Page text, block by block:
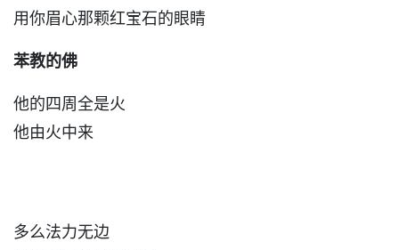
用你眉心那颗红宝石的眼睛
苯教的佛
他的四周全是火
他由火中来
多么法力无边